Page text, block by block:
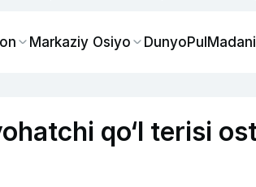
Markaziy Osiyo DunyoPul
qo‘l terisi